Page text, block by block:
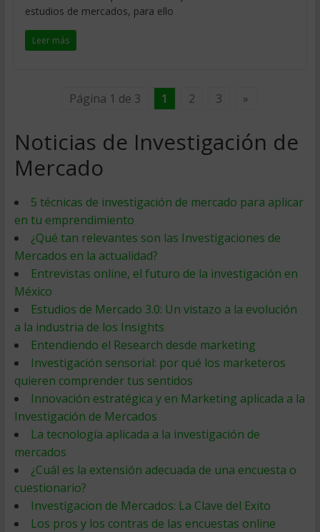
estudios de mercados, para ello
Leer más
Página 1 de 3 1 2 3 »
Noticias de Investigación de
Mercado
5 técnicas de investigación de mercado para aplicar
en tu emprendimiento
¿Qué tan relevantes son las Investigaciones de
Mercados en la actualidad?
Entrevistas online, el futuro de la investigación en
México
Estudios de Mercado 3.0: Un vistazo a la evolución
a la industria de los Insights
Entendiendo el Research desde marketing
Investigación sensorial: por qué los marketeros
quieren comprender tus sentidos
Innovación estratégica y en Marketing aplicada a la
Investigación de Mercados
La tecnología aplicada a la investigación de
mercados
¿Cuál es la extensión adecuada de una encuesta o
cuestionario?
Investigacion de Mercados: La Clave del Exito
Los pros y los contras de las encuestas online